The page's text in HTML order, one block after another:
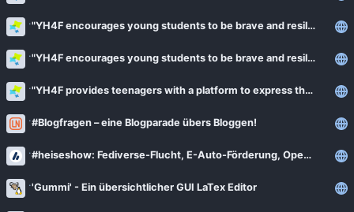
AdminForge
Bejonet
BITblokes
CANOX.NET
Do-FOSS
Got tty
ITrig
News
ComputerBase
FSFE News
Golem.de
Heise Open Source
Linux-Magazin
"YH4F encourages young students to be brave and resilient"
"YH4F encourages young students to be brave and resilient"
"YH4F provides teenagers with a platform to express their ideas and develop skills that are crucial for their future careers"
#Blogfragen – eine Blogparade übers Bloggen!
#heiseshow: Fediverse-Flucht, E-Auto-Förderung, Open-Source-Maintainer
'Gummi' - Ein übersichtlicher GUI LaTex Editor